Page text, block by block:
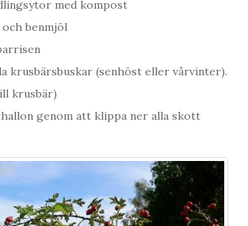
med kompost
benmjöl
krusbärsbuskar (senhöst eller vårvinter).
krusbär)
genom att klippa ner alla skott